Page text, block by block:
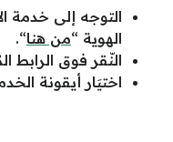
التوجه إلى خدمة
الهوية “من هنا“.
النّقر فوق الرابط
اختيَار أيقونة